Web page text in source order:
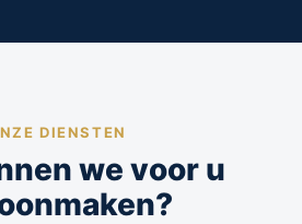
DIENSTEN
we voor u